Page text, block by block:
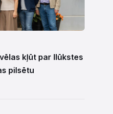
kļūt par Ilūkstes
pilsētu